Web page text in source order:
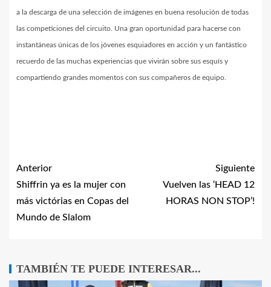
a la descarga de una selección de imágenes en buena resolución de todas
las competiciones del circuito. Una gran oportunidad para hacerse con
instantáneas únicas de los jóvenes esquiadores en acción y un fantástico
recuerdo de las muchas experiencias que vivirán sobre sus esquís y
compartiendo grandes momentos con sus compañeros de equipo.
Anterior
Shiffrin ya es la mujer con
más victórias en Copas del
Mundo de Slalom
Siguiente
Vuelven las ‘HEAD 12
HORAS NON STOP’!
TAMBIÉN TE PUEDE INTERESAR...